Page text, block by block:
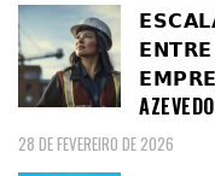
AZEVEDO
28 DE FEVEREIRO DE 2026